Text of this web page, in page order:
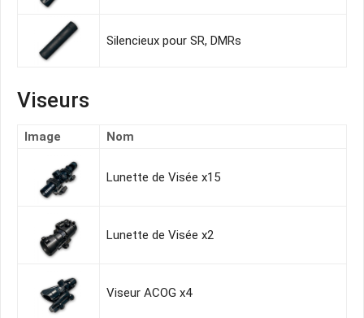
Silencieux pour SR, DMRs
Viseurs
Image Nom
Lunette de Visée x15
Lunette de Visée x2
Viseur ACOG x4